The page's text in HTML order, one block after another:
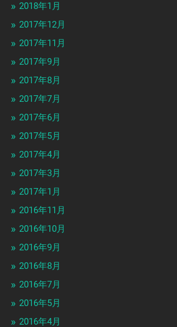
2018年1月
2017年12月
2017年11月
2017年9月
2017年8月
2017年7月
2017年6月
2017年5月
2017年4月
2017年3月
2017年1月
2016年11月
2016年10月
2016年9月
2016年8月
2016年7月
2016年5月
2016年4月